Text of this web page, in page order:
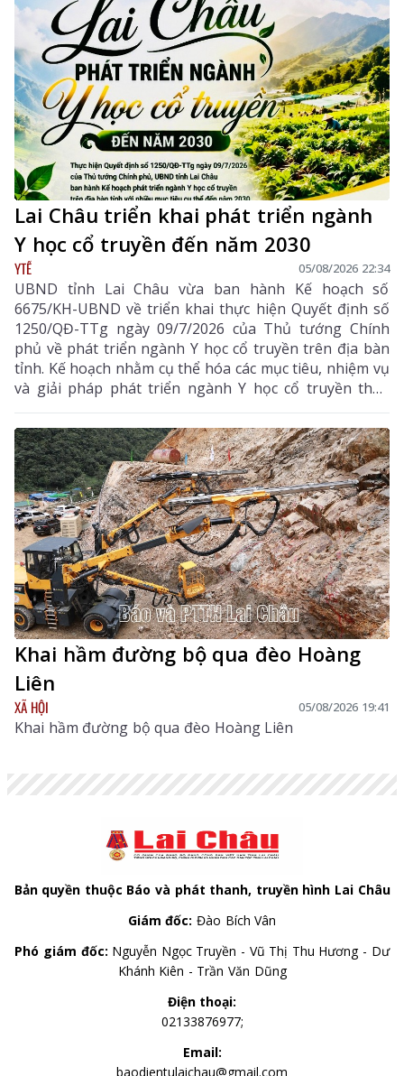
Lai Châu triển khai phát triển ngành
Y học cổ truyền đến năm 2030
YTẾ 05/08/2026 22:34
UBND tỉnh Lai Châu vừa ban hành Kế hoạch số
6675/KH-UBND về triển khai thực hiện Quyết định số
1250/QĐ-TTg ngày 09/7/2026 của Thủ tướng Chính
phủ về phát triển ngành Y học cổ truyền trên địa bàn
tỉnh. Kế hoạch nhằm cụ thể hóa các mục tiêu, nhiệm vụ
và giải pháp phát triển ngành Y học cổ truyền theo
hướng hiện đại, hiệu quả, bền vững; đẩy mạnh kết
hợp y học cổ truyền với y học hiện đại, phát huy tiềm
năng dược liệu của địa phương, góp phần nâng cao
chất lượng chăm sóc, bảo vệ sức khỏe nhân dân và
thúc đẩy phát triển kinh tế - xã hội.
Khai hầm đường bộ qua đèo Hoàng
Liên
XÃ HỘI 05/08/2026 19:41
Khai hầm đường bộ qua đèo Hoàng Liên
Bản quyền thuộc Báo và phát thanh, truyền hình Lai Châu
Giám đốc: Đào Bích Vân
Phó giám đốc: Nguyễn Ngọc Truyền - Vũ Thị Thu Hương - Dư
Khánh Kiên - Trần Văn Dũng
Điện thoại:
02133876977;
Email:
baodientulaichau@gmail.com